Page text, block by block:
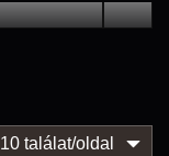
10 találat/oldal